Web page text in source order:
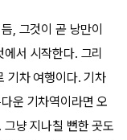
, 그것이 곧 낭만이
서 시작한다. 그리
기차 여행이다. 기차
운 기차역이라면 오
냥 지나칠 뻔한 곳도